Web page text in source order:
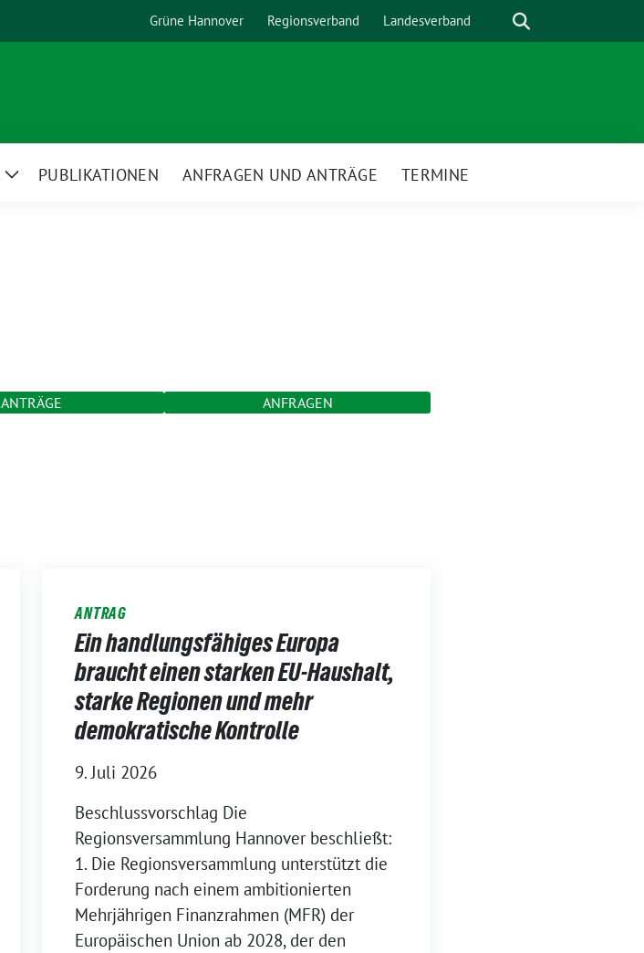
Grüne Hannover Regionsverband Landesverband Suche
ZeigePUBLIKATIONEN ANFRAGEN UND ANTRÄGE TERMINE
ANTRÄGE ANFRAGEN
ANTRAG
Ein handlungsfähiges Europa
braucht einen starken EU-Haushalt,
starke Regionen und mehr
demokratische Kontrolle
9. Juli 2026
Beschlussvorschlag Die
Regionsversammlung Hannover beschließt:
1. Die Regionsversammlung unterstützt die
Forderung nach einem ambitionierten
Mehrjährigen Finanzrahmen (MFR) der
Europäischen Union ab 2028, der den